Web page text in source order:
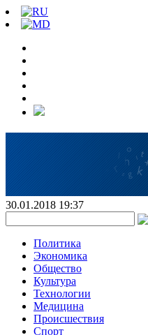
30.01.2018 19:37
Политика
Экономика
Общество
Культура
Технологии
Медицина
Происшествия
Спорт